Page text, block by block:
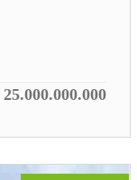
25.000.000.000